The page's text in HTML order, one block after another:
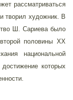
рассматриваться
творил художник. В
Ш. Сариева было
половины ХХ
национальной
которых